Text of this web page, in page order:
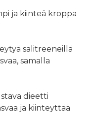
ja kiinteä kroppa
salitreeneillä
samalla
dieetti
ja kiinteyttää